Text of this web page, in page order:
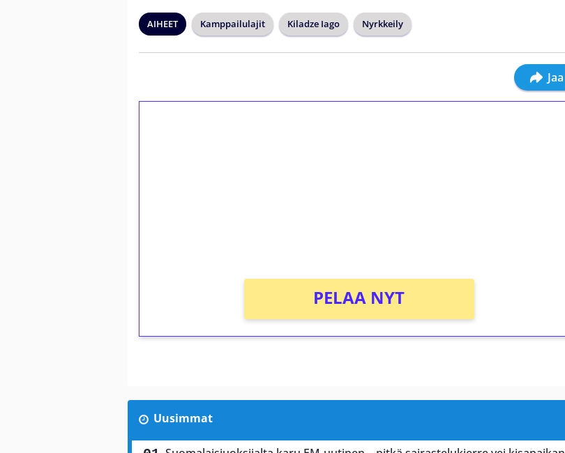
AIHEET Kamppailulajit Kiladze Iago Nyrkkeily
Jaa
PELAA NYT
Uusimmat